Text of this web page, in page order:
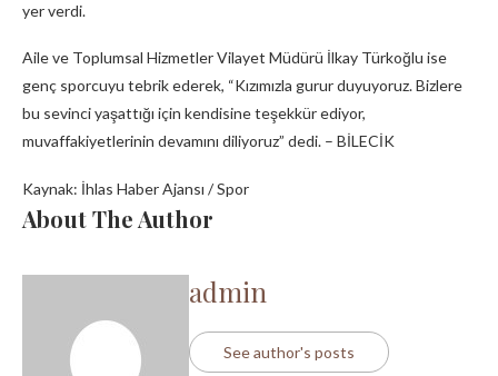
yer verdi.
Aile ve Toplumsal Hizmetler Vilayet Müdürü İlkay Türkoğlu ise
genç sporcuyu tebrik ederek, “Kızımızla gurur duyuyoruz. Bizlere
bu sevinci yaşattığı için kendisine teşekkür ediyor,
muvaffakiyetlerinin devamını diliyoruz” dedi. – BİLECİK
Kaynak: İhlas Haber Ajansı / Spor
About The Author
admin
See author's posts